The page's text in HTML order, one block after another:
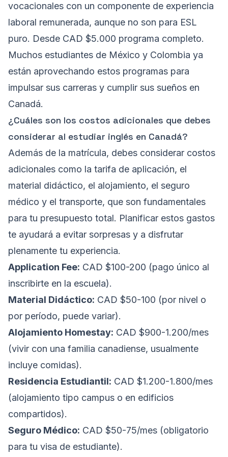
vocacionales con un componente de experiencia
laboral remunerada, aunque no son para ESL
puro. Desde CAD $5.000 programa completo.
Muchos estudiantes de México y Colombia ya
están aprovechando estos programas para
impulsar sus carreras y cumplir sus sueños en
Canadá.
¿Cuáles son los costos adicionales que debes
considerar al estudiar inglés en Canadá?
Además de la matrícula, debes considerar costos
adicionales como la tarifa de aplicación, el
material didáctico, el alojamiento, el seguro
médico y el transporte, que son fundamentales
para tu presupuesto total. Planificar estos gastos
te ayudará a evitar sorpresas y a disfrutar
plenamente tu experiencia.
Application Fee: CAD $100-200 (pago único al
inscribirte en la escuela).
Material Didáctico: CAD $50-100 (por nivel o
por período, puede variar).
Alojamiento Homestay: CAD $900-1.200/mes
(vivir con una familia canadiense, usualmente
incluye comidas).
Residencia Estudiantil: CAD $1.200-1.800/mes
(alojamiento tipo campus o en edificios
compartidos).
Seguro Médico: CAD $50-75/mes (obligatorio
para tu visa de estudiante).